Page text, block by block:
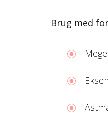
Brug med